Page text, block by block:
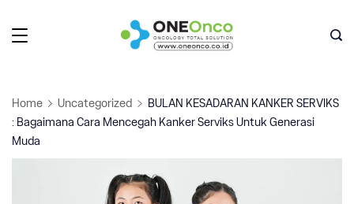
to
Home Uncategorized
BULAN KESADARAN KANKER SERVIKS
: Bagaimana Cara Mencegah Kanker Serviks Untuk Generasi
Muda